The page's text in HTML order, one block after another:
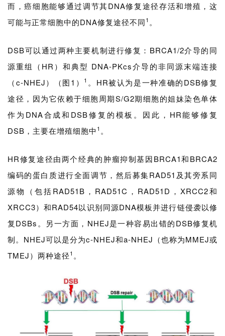
而，癌细胞能够通过调节其DNA修复途径存活和增殖，这
可能与正常细胞中的DNA修复途径不同1 。
DSB可以通过两种主要机制进行修复：BRCA1/2介导的同
源重组（HR）和典型 DNA-PKcs介导的非同源末端连接
（c-NHEJ）（图1）
1 。HR被认为是一种准确的DSB修复
途径，因为它依赖于细胞周期S/G2期细胞的姐妹染色单体
作为DNA合成和DSB修复的模板。因此，HR能够修复
DSB，主要在增殖细胞中 1 。
HR修复途径由两个经典的肿瘤抑制基因BRCA1和BRCA2
编码的蛋白质进行全面调节，然后募集RAD51及其旁系同
源物（包括RAD51B，RAD51C，RAD51D，XRCC2和
XRCC3）和RAD54以识别同源DNA模板并进行链侵袭以修
复DSBs。另一方面，NHEJ是一种容易出错的DSB修复机
制。NHEJ可以是分为c-NHEJ和a-NHEJ（也称为MMEJ或
TMEJ）两种途径1 。